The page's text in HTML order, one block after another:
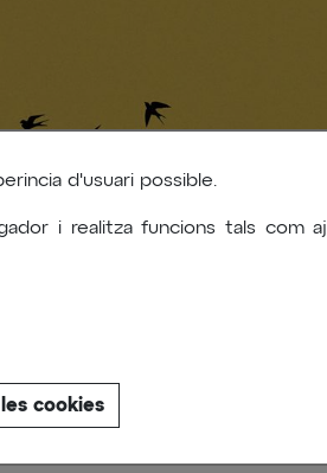
d'usuari possible.
i realitza funcions tals com
cookies